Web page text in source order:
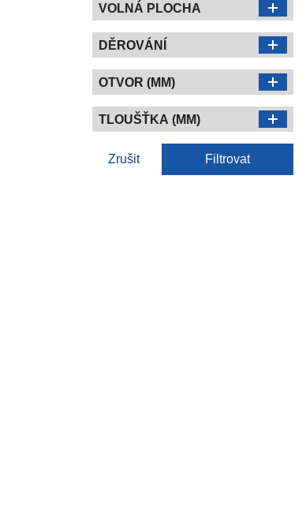
VOLNÁ PLOCHA
DĚROVÁNÍ
OTVOR (MM)
TLOUŠŤKA (MM)
Zrušit Filtrovat